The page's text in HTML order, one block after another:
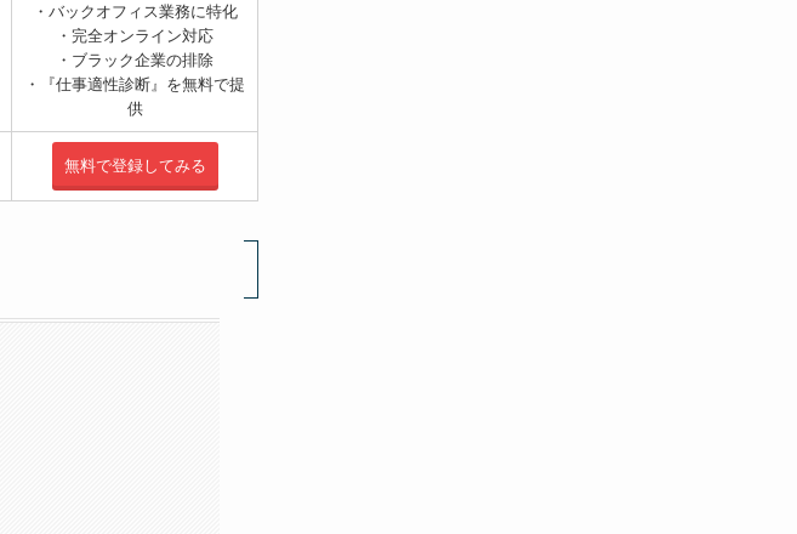
・バックオフィス業務に特化
・完全オンライン対応
・ブラック企業の排除
・『仕事適性診断』を無料で提
供
無料で登録してみる